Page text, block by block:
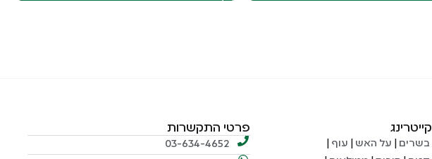
קייטרינג
בשרים על האש עוף
פרטי התקשרות
03-634-4652